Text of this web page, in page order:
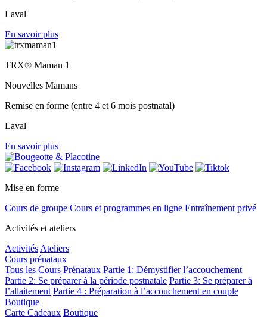
Laval
En savoir plus
TRX®️ Maman 1
Nouvelles Mamans
Remise en forme (entre 4 et 6 mois postnatal)
Laval
En savoir plus
Mise en forme
Cours de groupe Cours et programmes en ligne Entraînement privé
Activités et ateliers
Activités Ateliers
Cours prénataux
Tous les Cours Prénataux Partie 1: Démystifier l’accouchement
Partie 2: Se préparer à la période postnatale Partie 3: Se préparer à
l’allaitement Partie 4 : Préparation à l’accouchement en couple
Boutique
Carte Cadeaux Boutique